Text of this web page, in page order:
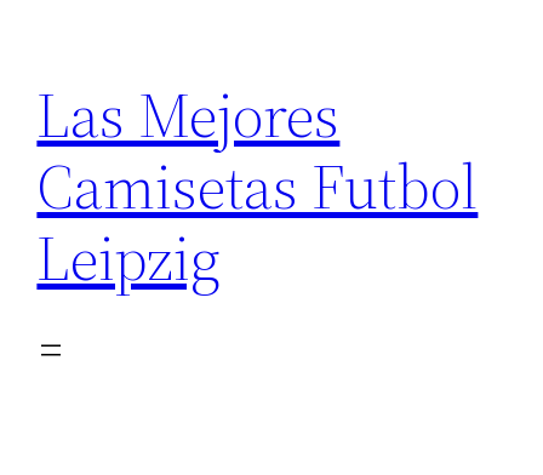
contenido
Las Mejores
Camisetas Futbol
Leipzig